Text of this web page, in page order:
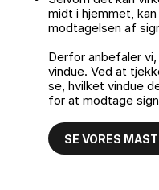
midt i hjemmet,
modtagelsen af
Derfor anbefaler
vindue. Ved at
se, hvilket vindue
for at modtage
SE VORES